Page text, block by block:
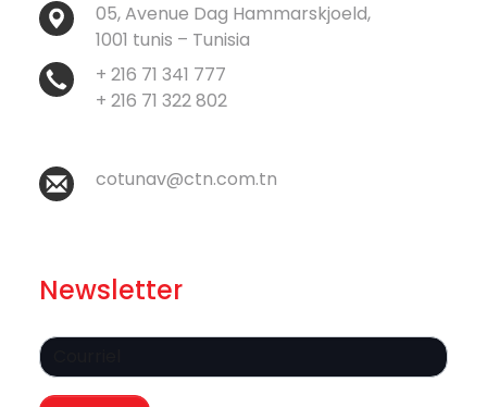
05, Avenue Dag Hammarskjoeld,
1001 tunis – Tunisia
+ 216 71 341 777
+ 216 71 322 802
cotunav@ctn.com.tn
Newsletter